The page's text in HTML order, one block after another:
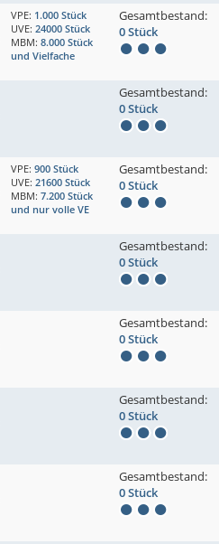
VPE: 1.000 Stück
UVE: 24000 Stück
MBM: 8.000 Stück
und Vielfache
Gesamtbestand:
0 Stück
Gesamtbestand:
0 Stück
VPE: 900 Stück
UVE: 21600 Stück
MBM: 7.200 Stück
und nur volle VE
Gesamtbestand:
0 Stück
Gesamtbestand:
0 Stück
Gesamtbestand:
0 Stück
Gesamtbestand:
0 Stück
Gesamtbestand:
0 Stück